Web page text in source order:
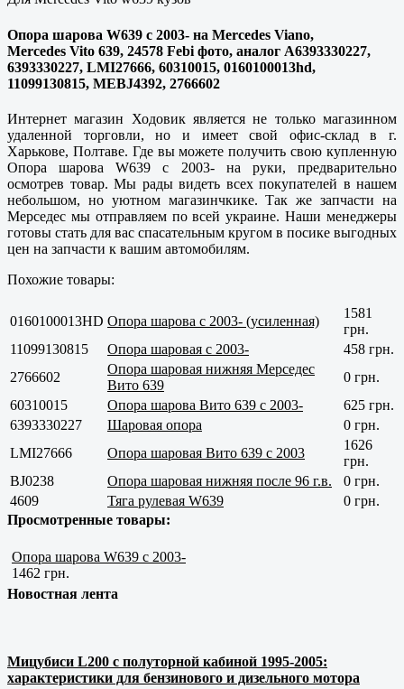
Опора шарова W639 с 2003- на Mercedes Viano,
Mercedes Vito 639, 24578 Febi фото, аналог A6393330227,
6393330227, LMI27666, 60310015, 0160100013hd,
11099130815, MEBJ4392, 2766602
Интернет магазин Ходовик является не только магазинном
удаленной торговли, но и имеет свой офис-склад в г.
Харькове, Полтаве. Где вы можете получить свою купленную
Опора шарова W639 с 2003- на руки, предварительно
осмотрев товар. Мы рады видеть всех покупателей в нашем
небольшом, но уютном магазинчкике. Так же запчасти на
Мерседес мы отправляем по всей украине. Наши менеджеры
готовы стать для вас спасательным кругом в посике выгодных
цен на запчасти к вашим автомобилям.
Похожие товары:
0160100013HD Опора шарова с 2003- (усиленная)
1581
грн.
11099130815
Опора шаровая с 2003-
458 грн.
2766602
Опора шаровая нижняя Мерседес
Вито 639
0 грн.
60310015
Опора шарова Вито 639 с 2003-
625 грн.
6393330227
Шаровая опора
0 грн.
LMI27666
Опора шаровая Вито 639 с 2003
1626
грн.
BJ0238
Опора шаровая нижняя после 96 г.в.
0 грн.
4609
Тяга рулевая W639
0 грн.
Просмотренные товары:
Опора шарова W639 с 2003-
1462 грн.
Новостная лента
Мицубиси L200 с полуторной кабиной 1995-2005:
характеристики для бензинового и дизельного мотора